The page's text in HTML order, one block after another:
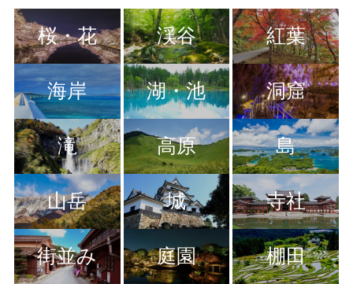
桜・花 渓谷 紅葉
海岸 湖・池 洞窟
滝 高原 島
山岳 城 寺社
街並み 庭園 棚田